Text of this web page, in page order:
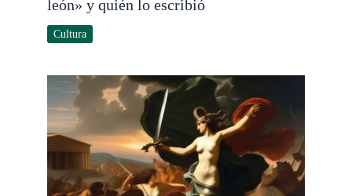
león» y quién lo escribió
Cultura